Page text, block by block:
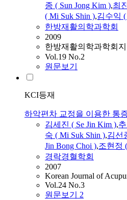
종 ( Sun Jong Kim ),최
( Mi Suk Shin ),김수익
한방재활의학과학회
2009
한방재활의학과학회지
Vol.19 No.2
원문보기
KCI등재
하악편차 교정을 이용한 통
김세진 ( Se Jin Kim ),
숙 ( Mi Suk Shin ),김선
Jin Bong Choi ),조현정
경락경혈학회
2007
Korean Journal of
Vol.24 No.3
원문보기 2